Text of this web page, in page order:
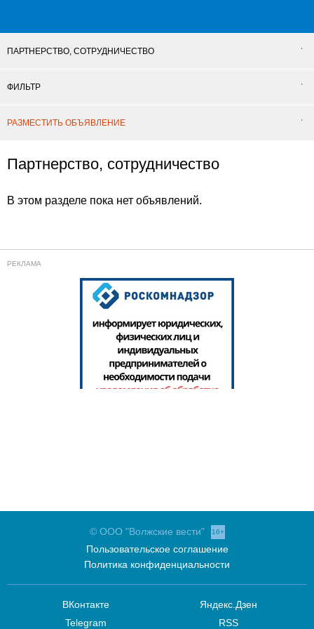
ПАРТНЕРСТВО, СОТРУДНИЧЕСТВО
ФИЛЬТР
РАЗМЕСТИТЬ ОБЪЯВЛЕНИЕ
Партнерство, сотрудничество
В этом разделе пока нет объявлений.
© ООО "Волжские вести" 16+
Пользовательское соглашение
Политика конфиденциальности
ВКонтакте
Telegram
Яндекс.Дзен
RSS